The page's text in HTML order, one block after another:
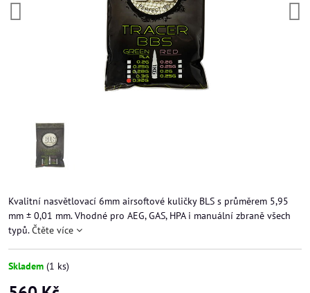
Kvalitní nasvětlovací 6mm airsoftové kuličky BLS s průměrem 5,95
mm ± 0,01 mm. Vhodné pro AEG, GAS, HPA i manuální zbraně všech
typů.Čtěte více
Skladem (1 ks)